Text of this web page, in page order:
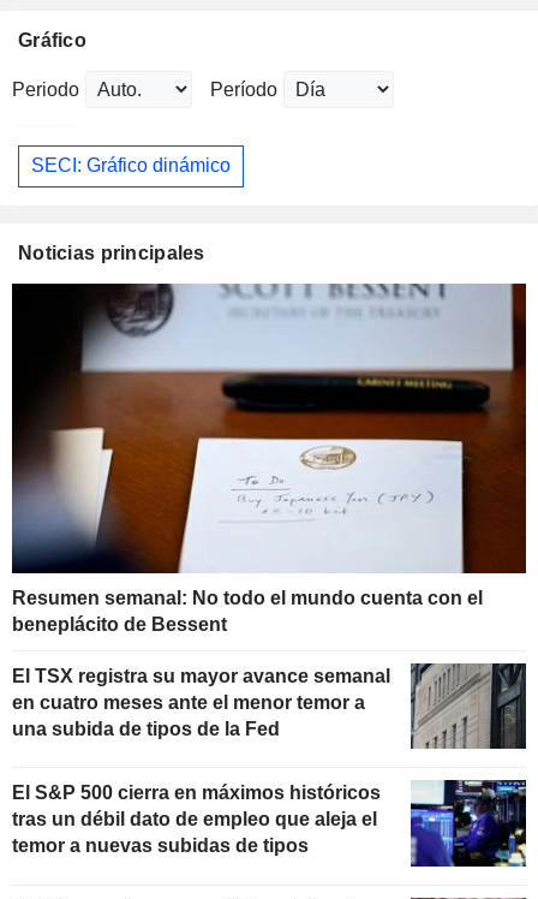
Gráfico
Periodo Período
SECI: Gráfico dinámico
Noticias principales
Resumen semanal: No todo el mundo cuenta con el
beneplácito de Bessent
El TSX registra su mayor avance semanal
en cuatro meses ante el menor temor a
una subida de tipos de la Fed
El S&P 500 cierra en máximos históricos
tras un débil dato de empleo que aleja el
temor a nuevas subidas de tipos